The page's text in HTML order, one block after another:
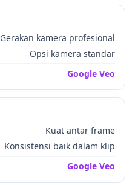
Gerakan kamera profesional
Opsi kamera standar
Google Veo
Kuat antar frame
Konsistensi baik dalam klip
Google Veo